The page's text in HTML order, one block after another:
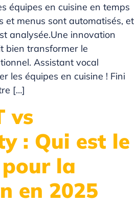
équipes en cuisine en temps
et menus sont automatisés, et
analysée.Une innovation
bien transformer le
Assistant vocal
les équipes en cuisine ! Fini
[…]
vs
: Qui est le
la
en 2025